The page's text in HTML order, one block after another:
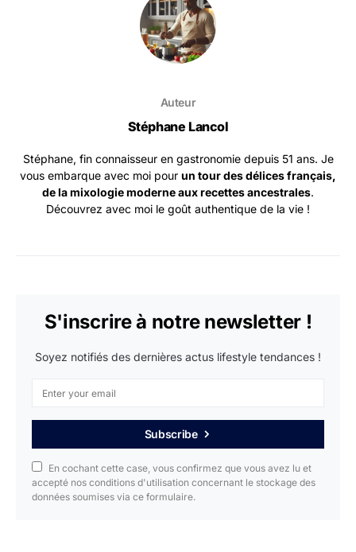
Auteur
Stéphane Lancol
Stéphane, fin connaisseur en gastronomie depuis 51 ans. Je
vous embarque avec moi pour un tour des délices français,
de la mixologie moderne aux recettes ancestrales.
Découvrez avec moi le goût authentique de la vie !
S'inscrire à notre newsletter !
Soyez notifiés des dernières actus lifestyle tendances !
Subscribe
En cochant cette case, vous confirmez que vous avez lu et
accepté nos conditions d'utilisation concernant le stockage des
données soumises via ce formulaire.